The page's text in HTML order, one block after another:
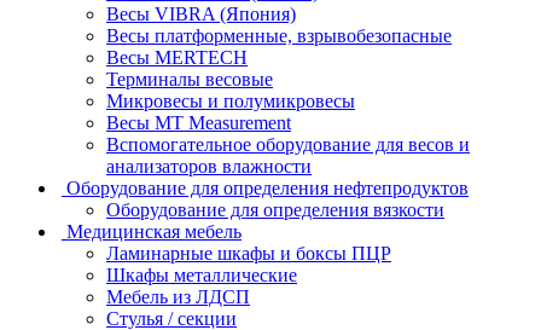
Весы VIBRA (Япония)
Весы платформенные, взрывобезопасные
Весы MERTECH
Терминалы весовые
Микровесы и полумикровесы
Весы MT Measurement
Вспомогательное оборудование для весов и
анализаторов влажности
Оборудование для определения нефтепродуктов
Оборудование для определения вязкости
Медицинская мебель
Ламинарные шкафы и боксы ПЦР
Шкафы металлические
Мебель из ЛДСП
Стулья / секции